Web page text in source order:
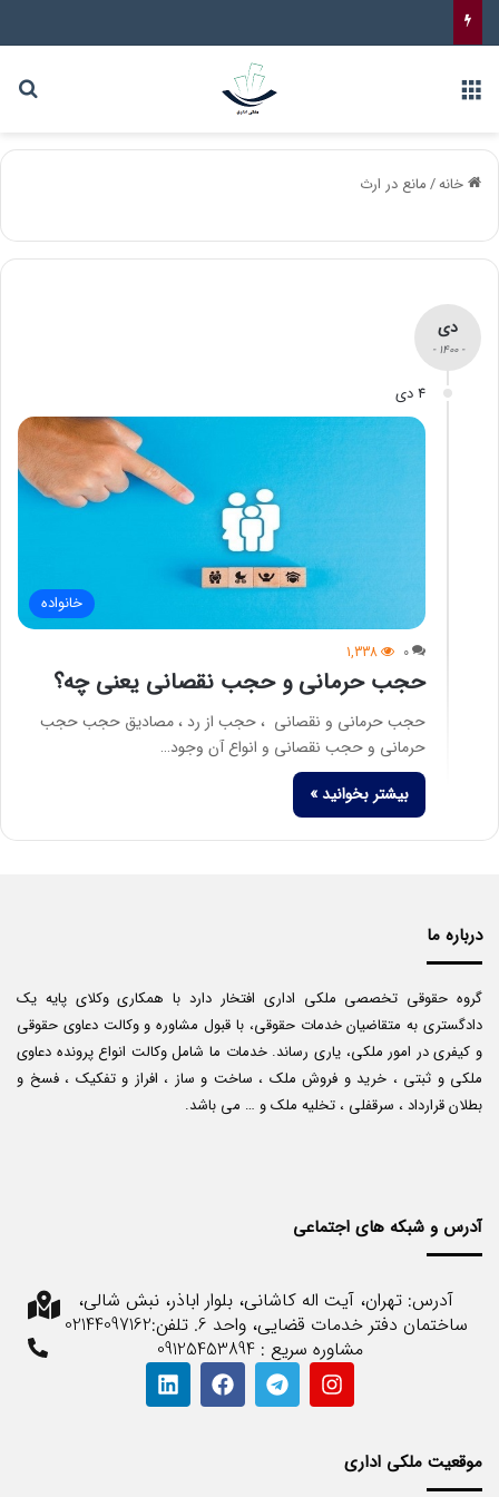
خانه/مانع در ارث
دی
- 1400 -
4 دی
خانواده
0
1,338
حجب حرمانی و حجب نقصانی یعنی چه؟
حجب حرمانی و نقصانی ، حجب از رد ، مصادیق حجب حجب
حرمانی و حجب نقصانی و انواع آن وجود…
بیشتر بخوانید »
درباره ما
گروه حقوقی تخصصی ملکی اداری افتخار دارد با همکاری وکلای پایه یک
دادگستری به متقاضیان خدمات حقوقی، با قبول مشاوره و وکالت دعاوی حقوقی
و کیفری در امور ملکی، یاری رساند. خدمات ما شامل وکالت انواع پرونده دعاوی
ملکی و ثبتی ، خرید و فروش ملک ، ساخت و ساز ، افراز و تفکیک ، فسخ و
بطلان قرارداد ، سرقفلی ، تخلیه ملک و … می باشد.
آدرس و شبکه های اجتماعی
آدرس: تهران، آیت اله کاشانی، بلوار اباذر، نبش شالی،
ساختمان دفتر خدمات قضایی، واحد 6. تلفن:02144097162
مشاوره سریع : 09125453894
موقعیت ملکی اداری